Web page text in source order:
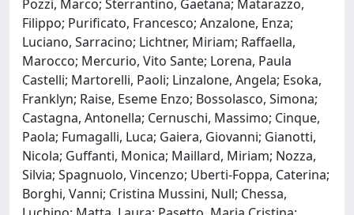
Pozzi, Marco; Sterrantino, Gaetana; Matarazzo,
Filippo; Purificato, Francesco; Anzalone, Enza;
Luciano, Sarracino; Lichtner, Miriam; Raffaella,
Marocco; Mercurio, Vito Sante; Lorena, Paula
Castelli; Martorelli, Paoli; Linzalone, Angela; Esoka,
Franklyn; Raise, Eseme Enzo; Bossolasco, Simona;
Castagna, Antonella; Cernuschi, Massimo; Cinque,
Paola; Fumagalli, Luca; Gaiera, Giovanni; Gianotti,
Nicola; Guffanti, Monica; Maillard, Miriam; Nozza,
Silvia; Spagnuolo, Vincenzo; Uberti-Foppa, Caterina;
Borghi, Vanni; Cristina Mussini, Null; Chessa,